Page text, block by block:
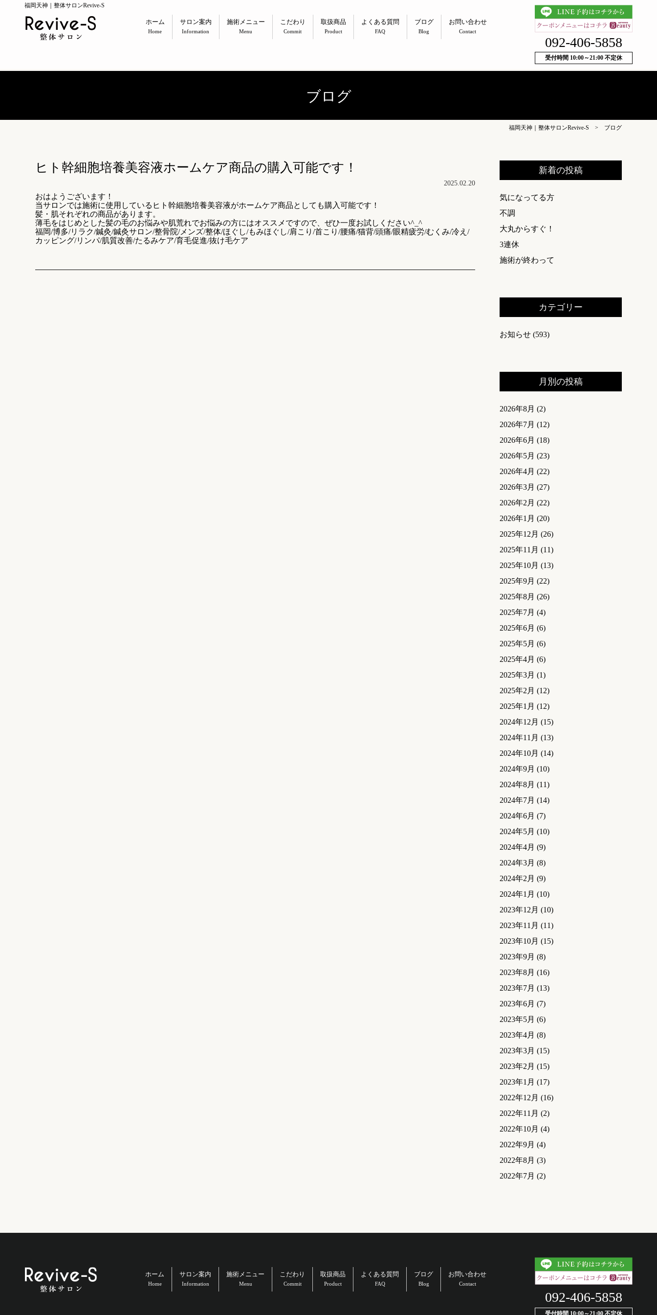
福岡天神｜整体サロンRevive-S
ホーム
Home
サロン案内
Information
施術メニュー
Menu
こだわり
Commit
取扱商品
Product
よくある質問
FAQ
ブログ
Blog
お問い合わせ
Contact
092-406-5858
受付時間 10:00～21:00 不定休
ブログ
福岡天神｜整体サロンRevive-S > ブログ
ヒト幹細胞培養美容液ホームケア商品の購入可能です！
2025.02.20
おはようございます！
当サロンでは施術に使用しているヒト幹細胞培養美容液がホームケア商品としても購入可能です！
髪・肌それぞれの商品があります。
薄毛をはじめとした髪の毛のお悩みや肌荒れでお悩みの方にはオススメですので、ぜひ一度お試しください^_^
福岡/博多/リラク/鍼灸/鍼灸サロン/整骨院/メンズ/整体/ほぐし/もみほぐし/肩こり/首こり/腰痛/猫背/頭痛/眼精疲労/むくみ/冷え/
カッピング/リンパ/肌質改善/たるみケア/育毛促進/抜け毛ケア
新着の投稿
気になってる方
不調
大丸からすぐ！
3連休
施術が終わって
カテゴリー
お知らせ (593)
月別の投稿
2026年8月 (2)
2026年7月 (12)
2026年6月 (18)
2026年5月 (23)
2026年4月 (22)
2026年3月 (27)
2026年2月 (22)
2026年1月 (20)
2025年12月 (26)
2025年11月 (11)
2025年10月 (13)
2025年9月 (22)
2025年8月 (26)
2025年7月 (4)
2025年6月 (6)
2025年5月 (6)
2025年4月 (6)
2025年3月 (1)
2025年2月 (12)
2025年1月 (12)
2024年12月 (15)
2024年11月 (13)
2024年10月 (14)
2024年9月 (10)
2024年8月 (11)
2024年7月 (14)
2024年6月 (7)
2024年5月 (10)
2024年4月 (9)
2024年3月 (8)
2024年2月 (9)
2024年1月 (10)
2023年12月 (10)
2023年11月 (11)
2023年10月 (15)
2023年9月 (8)
2023年8月 (16)
2023年7月 (13)
2023年6月 (7)
2023年5月 (6)
2023年4月 (8)
2023年3月 (15)
2023年2月 (15)
2023年1月 (17)
2022年12月 (16)
2022年11月 (2)
2022年10月 (4)
2022年9月 (4)
2022年8月 (3)
2022年7月 (2)
ホーム
Home
サロン案内
Information
施術メニュー
Menu
こだわり
Commit
取扱商品
Product
よくある質問
FAQ
ブログ
Blog
お問い合わせ
Contact
092-406-5858
受付時間 10:00～21:00 不定休